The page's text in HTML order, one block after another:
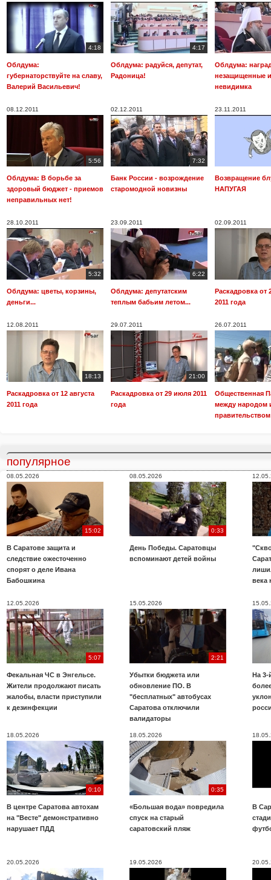
4:18
Облдума:
губернаторствуйте на славу,
Валерий Васильевич!
4:17
Облдума: радуйся, депутат,
Радоница!
Облдума:
незащищенные
невидимка
08.12.2011
5:56
Облдума: В борьбе за
здоровый бюджет - приемов
неправильных нет!
02.12.2011
7:32
Банк России - возрождение
старомодной новизны
23.11.2011
Возвращение
НАПУГАЯ
28.10.2011
5:32
Облдума: цветы, корзины,
деньги...
23.09.2011
6:22
Облдума: депутатским
теплым бабьим летом...
02.09.2011
Раскадровка от
2011 года
12.08.2011
18:13
Раскадровка от 12 августа
2011 года
29.07.2011
21:00
Раскадровка от 29 июля 2011
года
26.07.2011
Общественная
между народом
правительством
популярное
08.05.2026
15:02
В Саратове защита и
следствие ожесточенно
спорят о деле Ивана
Бабошкина
08.05.2026
0:33
День Победы. Саратовцы
вспоминают детей войны
века
12.05.2026
5:07
Фекальная ЧС в Энгельсе.
Жители продолжают писать
жалобы, власти приступили
к дезинфекции
15.05.2026
2:21
Убытки бюджета или
обновление ПО. В
"бесплатных" автобусах
Саратова отключили
валидаторы
На 3-
18.05.2026
0:10
В центре Саратова автохам
на "Весте" демонстративно
нарушает ПДД
18.05.2026
0:35
«Большая вода» повредила
спуск на старый
саратовский пляж
В
20.05.2026 19.05.2026